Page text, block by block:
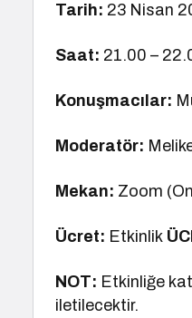
Tarih: 23 Nisan
Saat: 21.00 –
Konuşmacılar:
Moderatör:
Mekan: Zoom
Ücret: Etkinlik
NOT: Etkinliğe
iletilecektir.